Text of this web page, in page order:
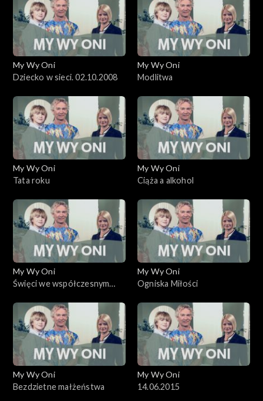
My Wy Oni
Dziecko w sieci. 02.10.2008
My Wy Oni
Modlitwa
My Wy Oni
Tata roku
My Wy Oni
Ciąża a alkohol
My Wy Oni
Święci we współczesnym
My Wy Oni
Ogniska Miłości
My Wy Oni
Bezdzietne małżeństwa
My Wy Oni
14.06.2015